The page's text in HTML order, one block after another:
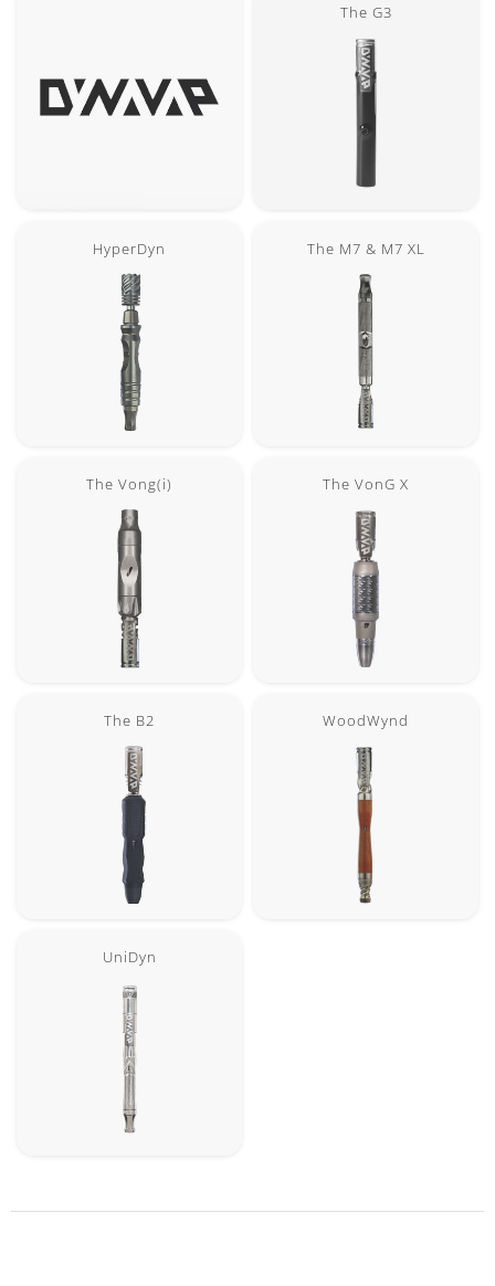
The G3
HyperDyn The M7 & M7 XL
The Vong(i) The VonG X
The B2 WoodWynd
UniDyn